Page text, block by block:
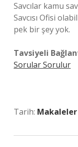
Savcılar kamu
Savcısı Ofisi
pek bir şey yok.
Tavsiyeli
Sorular Sorulur
Tarih: Makaleler